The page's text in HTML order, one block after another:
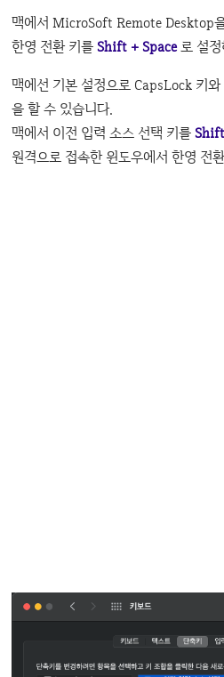
맥에서 MicroSoft Remote Desktop
한영 전환 키를Shift + Space로 설정
맥에선 기본 설정으로 CapsLock 키
을 할 수 있습니다.
맥에서 이전 입력 소스 선택 키를
원격으로 접속한 윈도우에서 한영 전